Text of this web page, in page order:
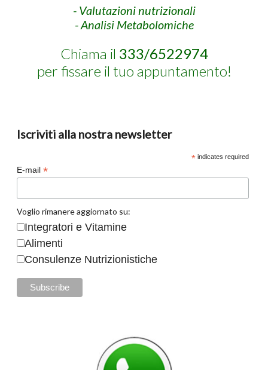
- Valutazioni nutrizionali
- Analisi Metabolomiche
Chiama il 333/6522974
per fissare il tuo appuntamento!
Iscriviti alla nostra newsletter
* indicates required
E-mail *
Voglio rimanere aggiornato su:
Integratori e Vitamine
Alimenti
Consulenze Nutrizionistiche